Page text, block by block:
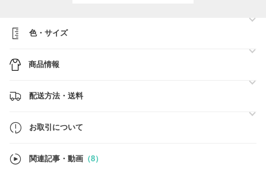
色・サイズ
商品情報
配送方法・送料
お取引について
関連記事・動画 （8）